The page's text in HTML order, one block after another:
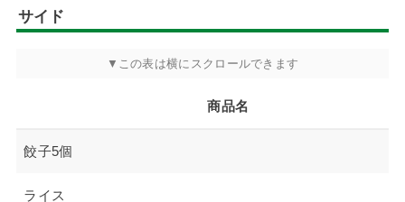
サイド
商品名
餃子5個
ライス